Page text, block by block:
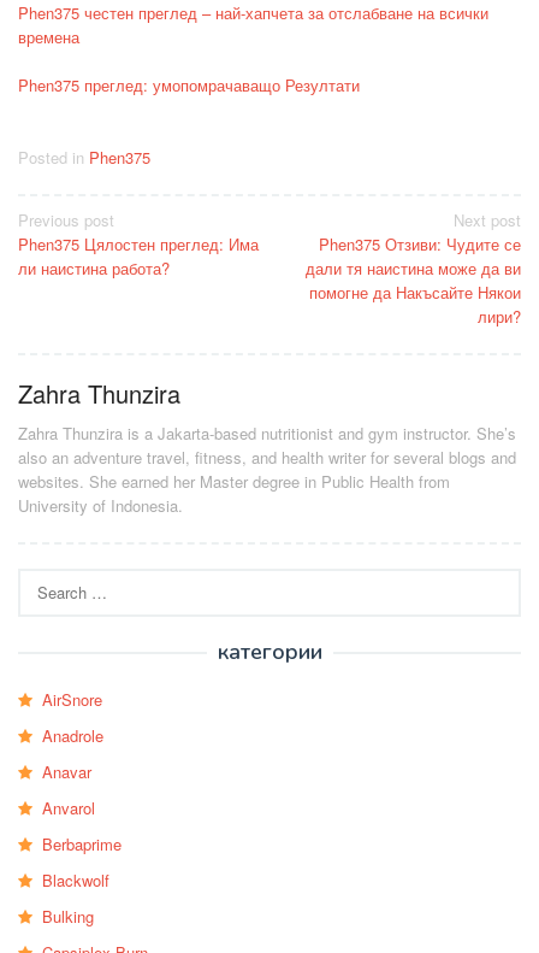
Phen375 честен преглед – най-хапчета за отслабване на всички
времена
Phen375 преглед: умопомрачаващо Резултати
Posted in Phen375
Post
navigation
Previous post
Phen375 Цялостен преглед: Има
ли наистина работа?
Next post
Phen375 Отзиви: Чудите се
дали тя наистина може да ви
помогне да Накъсайте Някои
лири?
Zahra Thunzira
Zahra Thunzira is a Jakarta-based nutritionist and gym instructor. She’s
also an adventure travel, fitness, and health writer for several blogs and
websites. She earned her Master degree in Public Health from
University of Indonesia.
for:
категории
AirSnore
Anadrole
Anavar
Anvarol
Berbaprime
Blackwolf
Bulking